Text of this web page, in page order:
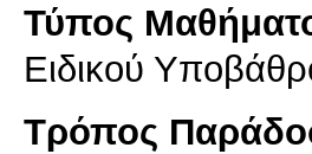
Τύπος
Ειδικού
Τρόπος